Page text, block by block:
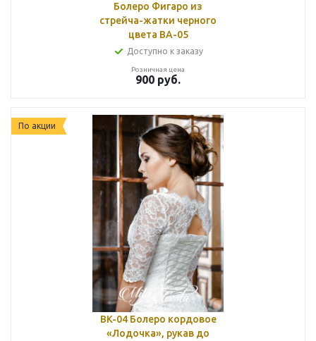
Болеро Фигаро из
стрейча-жатки черного
цвета ВА-05
Доступно к заказу
Розничная цена
900 руб.
По акции
BK-04 Болеро кордовое
«Лодочка», рукав до